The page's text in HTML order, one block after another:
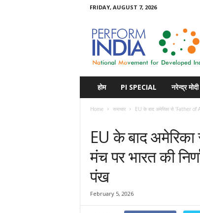
FRIDAY, AUGUST 7, 2026
होम PI SPECIAL नरेन्द्र
Home समाचार EU के बाद अमेरिका से ‘Father of
EU के बाद
मंच पर भारत की
पंख
February 5, 2026